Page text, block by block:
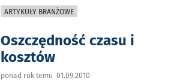
ARTYKUŁY BRANŻOWE
Oszczędność czasu i
kosztów
ponad rok temu 01.09.2010